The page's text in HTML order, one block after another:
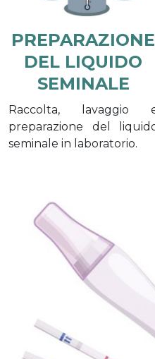
PREPARAZIONE
DEL LIQUIDO
SEMINALE
Raccolta, lavaggio
preparazione del
seminale in laboratorio.